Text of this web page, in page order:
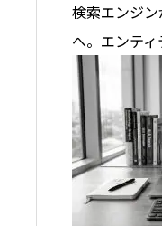
検索エンジ
へ。エンテ